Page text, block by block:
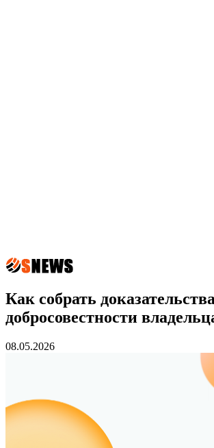
Как собрать доказательства
добросовестности
08.05.2026